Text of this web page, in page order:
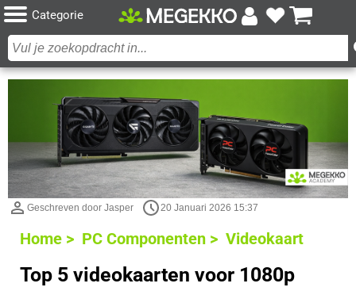
Categorie
Geschreven door Jasper 20 Januari 2026 15:37
Home > PC Componenten > Videokaart
Top 5 videokaarten voor 1080p